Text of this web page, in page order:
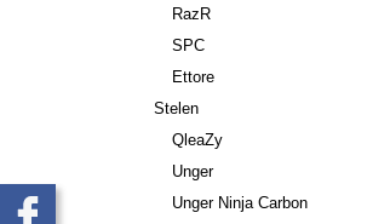
RazR
SPC
Ettore
Stelen
QleaZy
Unger
Unger Ninja Carbon